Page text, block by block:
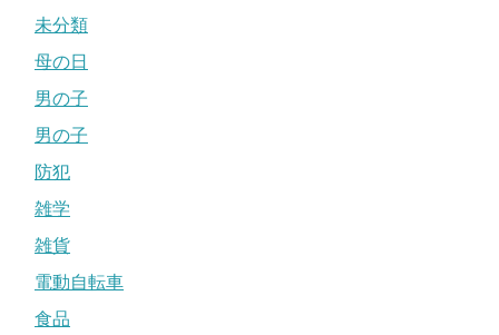
未分類
母の日
男の子
男の子
防犯
雑学
雑貨
電動自転車
食品